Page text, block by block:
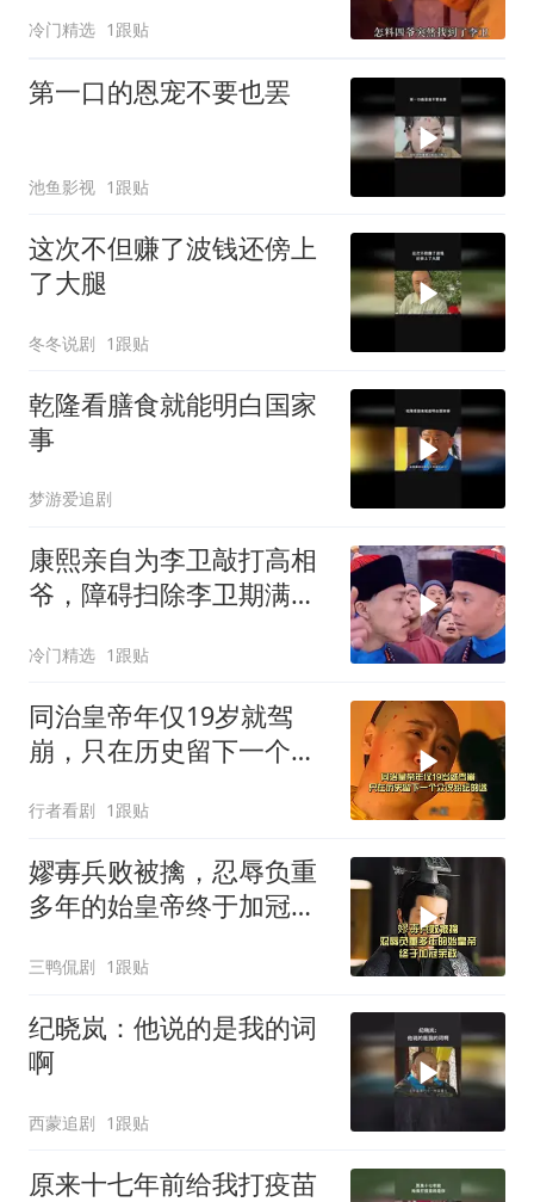
冷门精选 1跟贴
第一口的恩宠不要也罢
池鱼影视 1跟贴
这次不但赚了波钱还傍上
了大腿
冬冬说剧 1跟贴
乾隆看膳食就能明白国家
事
梦游爱追剧
康熙亲自为李卫敲打高相
爷，障碍扫除李卫期满得
冷门精选 1跟贴
同治皇帝年仅19岁就驾
崩，只在历史留下一个众
行者看剧 1跟贴
嫪毐兵败被擒，忍辱负重
多年的始皇帝终于加冠亲
三鸭侃剧 1跟贴
纪晓岚：他说的是我的词
啊
西蒙追剧 1跟贴
原来十七年前给我打疫苗